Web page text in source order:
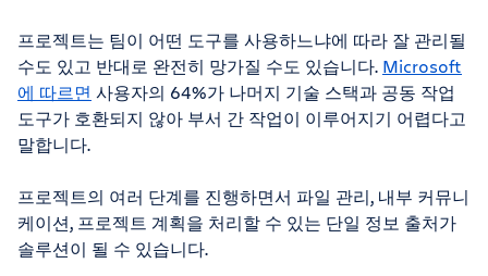
프로젝트는 팀이 어떤 도구를 사용하느냐에 따라 잘 관리될
수도 있고 반대로 완전히 망가질 수도 있습니다. Microsoft
에 따르면 사용자의 64%가 나머지 기술 스택과 공동 작업
도구가 호환되지 않아 부서 간 작업이 이루어지기 어렵다고
말합니다.
프로젝트의 여러 단계를 진행하면서 파일 관리, 내부 커뮤니
케이션, 프로젝트 계획을 처리할 수 있는 단일 정보 출처가
솔루션이 될 수 있습니다.